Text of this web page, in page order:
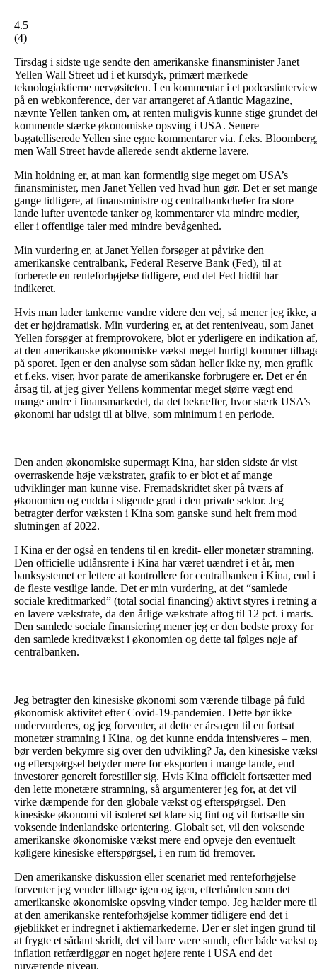
4.5
(4)
Tirsdag i sidste uge sendte den amerikanske finansminister Janet
Yellen Wall Street ud i et kursdyk, primært mærkede
teknologiaktierne nervøsiteten. I en kommentar i et
på en webkonference, der var arrangeret af Atlantic Magazine,
nævnte Yellen tanken om, at renten muligvis kunne stige grundet
kommende stærke økonomiske opsving i USA. Senere
bagatelliserede Yellen sine egne kommentarer via. f.eks.
men Wall Street havde allerede sendt aktierne lavere.
Min holdning er, at man kan formentlig sige meget om USA’s
finansminister, men Janet Yellen ved hvad hun gør. Det er set mange
gange tidligere, at finansministre og centralbankchefer fra store
lande lufter uventede tanker og kommentarer via mindre medier,
eller i offentlige taler med mindre bevågenhed.
Min vurdering er, at Janet Yellen forsøger at påvirke den
amerikanske centralbank, Federal Reserve Bank (Fed), til at
forberede en renteforhøjelse tidligere, end det Fed hidtil har
indikeret.
Hvis man lader tankerne vandre videre den vej, så mener jeg ikke,
det er højdramatisk. Min vurdering er, at det renteniveau, som Janet
Yellen forsøger at fremprovokere, blot er yderligere en indikation af,
at den amerikanske økonomiske vækst meget hurtigt kommer
på sporet. Igen er den analyse som sådan heller ikke ny, men grafik
et f.eks. viser, hvor parate de amerikanske forbrugere er. Det er én
årsag til, at jeg giver Yellens kommentar meget større vægt end
mange andre i finansmarkedet, da det bekræfter, hvor stærk USA’s
økonomi har udsigt til at blive, som minimum i en periode.
Den anden økonomiske supermagt Kina, har siden sidste år vist
overraskende høje vækstrater, grafik to er blot et af mange
udviklinger man kunne vise. Fremadskridtet sker på tværs af
økonomien og endda i stigende grad i den private sektor. Jeg
betragter derfor væksten i Kina som ganske sund helt frem mod
slutningen af ​​2022.
I Kina er der også en tendens til en kredit- eller monetær stramning.
Den officielle udlånsrente i Kina har været uændret i et år, men
banksystemet er lettere at kontrollere for centralbanken i Kina, end i
de fleste vestlige lande. Det er min vurdering, at det “samlede
sociale kreditmarked” (total social financing) aktivt styres i retning
en lavere vækstrate, da den årlige vækstrate aftog til 12 pct. i marts.
Den samlede sociale finansiering mener jeg er den bedste proxy for
den samlede kreditvækst i økonomien og dette tal følges nøje af
centralbanken.
Jeg betragter den kinesiske økonomi som værende tilbage på fuld
økonomisk aktivitet efter Covid-19-pandemien. Dette bør ikke
undervurderes, og jeg forventer, at dette er årsagen til en fortsat
monetær stramning i Kina, og det kunne endda intensiveres – men,
bør verden bekymre sig over den udvikling? Ja, den kinesiske
og efterspørgsel betyder mere for eksporten i mange lande, end
investorer generelt forestiller sig. Hvis Kina officielt fortsætter med
den lette monetære stramning, så argumenterer jeg for, at det vil
virke dæmpende for den globale vækst og efterspørgsel. Den
kinesiske økonomi vil isoleret set klare sig fint og vil fortsætte sin
voksende indenlandske orientering. Globalt set, vil den voksende
amerikanske økonomiske vækst mere end opveje den eventuelt
køligere kinesiske efterspørgsel, i en rum tid fremover.
Den amerikanske diskussion eller scenariet med renteforhøjelse
forventer jeg vender tilbage igen og igen, efterhånden som det
amerikanske økonomiske opsving vinder tempo. Jeg hælder mere
at den amerikanske renteforhøjelse kommer tidligere end det i
øjeblikket er indregnet i aktiemarkederne. Der er slet ingen grund til
at frygte et sådant skridt, det vil bare være sundt, efter både vækst
inflation retfærdiggør en noget højere rente i USA end det
nuværende niveau.